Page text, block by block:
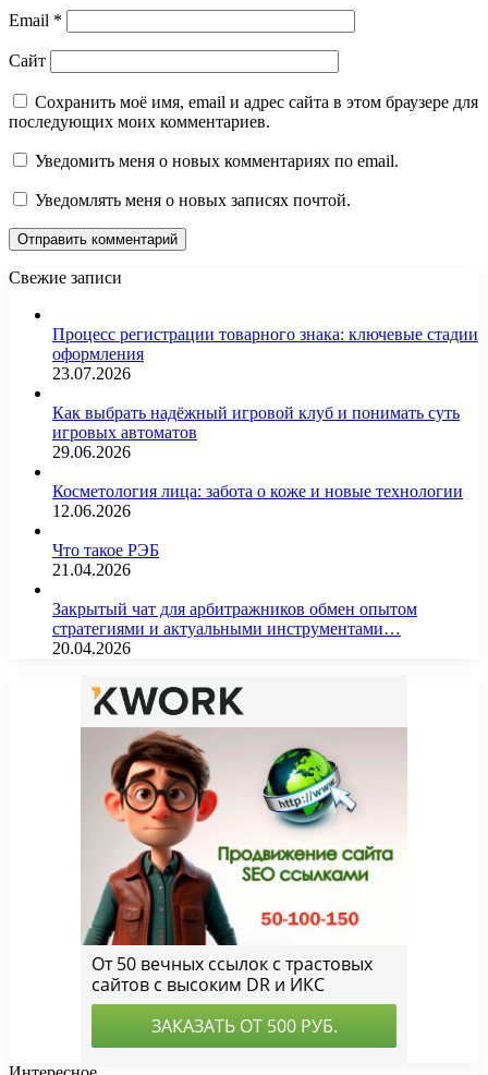
Email *
Сайт
Сохранить моё имя, email и адрес сайта в этом браузере для
последующих моих комментариев.
Уведомить меня о новых комментариях по email.
Уведомлять меня о новых записях почтой.
Свежие записи
Процесс регистрации товарного знака: ключевые стадии
оформления
23.07.2026
Как выбрать надёжный игровой клуб и понимать суть
игровых автоматов
29.06.2026
Косметология лица: забота о коже и новые технологии
12.06.2026
Что такое РЭБ
21.04.2026
Закрытый чат для арбитражников обмен опытом
стратегиями и актуальными инструментами…
20.04.2026